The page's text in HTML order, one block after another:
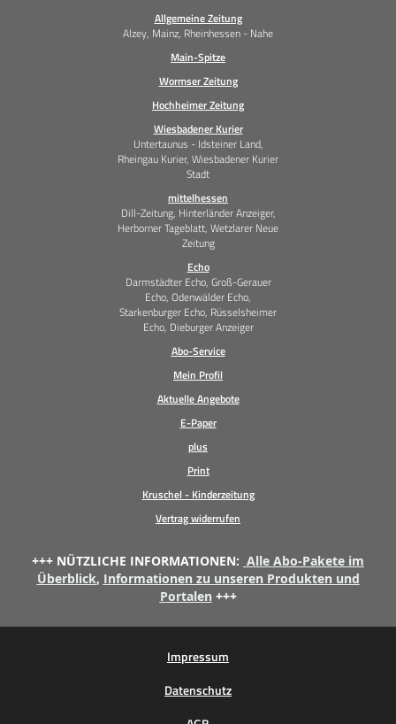
Allgemeine Zeitung
Alzey, Mainz, Rheinhessen - Nahe
Main-Spitze
Wormser Zeitung
Hochheimer Zeitung
Wiesbadener Kurier
Untertaunus - Idsteiner Land,
Rheingau Kurier, Wiesbadener Kurier
Stadt
mittelhessen
Dill-Zeitung, Hinterländer Anzeiger,
Herborner Tageblatt, Wetzlarer Neue
Zeitung
Echo
Darmstädter Echo, Groß-Gerauer
Echo, Odenwälder Echo,
Starkenburger Echo, Rüsselsheimer
Echo, Dieburger Anzeiger
Abo-Service
Mein Profil
Aktuelle Angebote
E-Paper
plus
Print
Kruschel - Kinderzeitung
Vertrag widerrufen
+++ NÜTZLICHE INFORMATIONEN: Alle Abo-Pakete im
Überblick, Informationen zu unseren Produkten und
Portalen +++
Impressum
Datenschutz